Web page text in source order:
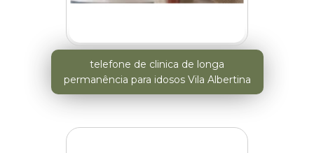
telefone de clinica de longa
permanência para idosos Vila Albertina